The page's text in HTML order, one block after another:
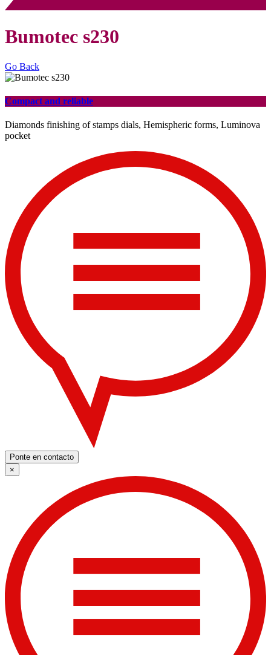
Bumotec s230
Go Back
Compact and reliable
Diamonds finishing of stamps dials, Hemispheric forms, Luminova
pocket
Ponte en contacto
×